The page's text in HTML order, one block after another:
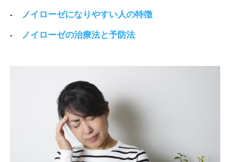
- ノイローゼになりやすい人の特徴
- ノイローゼの治療法と予防法